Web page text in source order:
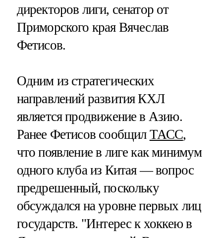
директоров лиги, сенатор от
Приморского края Вячеслав
Фетисов.
Одним из стратегических
направлений развития КХЛ
является продвижение в Азию.
Ранее Фетисов сообщил ТАСС,
что появление в лиге как минимум
одного клуба из Китая — вопрос
предрешенный, поскольку
обсуждался на уровне первых лиц
государств. "Интерес к хоккею в